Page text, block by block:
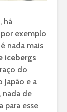
, há
exemplo
nada mais
icebergs
do
e a
, nada de
para esse